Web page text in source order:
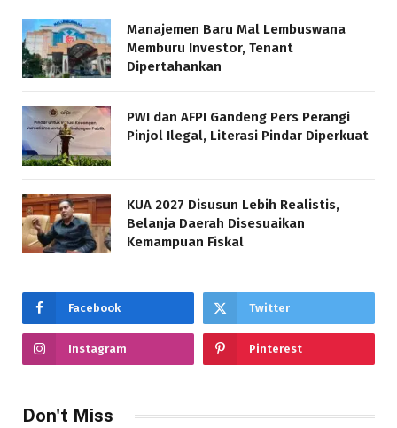
Manajemen Baru Mal Lembuswana
Memburu Investor, Tenant
Dipertahankan
PWI dan AFPI Gandeng Pers Perangi
Pinjol Ilegal, Literasi Pindar Diperkuat
KUA 2027 Disusun Lebih Realistis,
Belanja Daerah Disesuaikan
Kemampuan Fiskal
Facebook Twitter
Instagram Pinterest
Don't Miss